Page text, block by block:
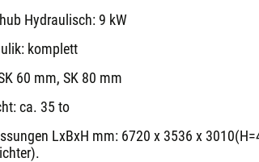
Hydraulisch: 9 kW
komplett
60 mm, SK 80 mm
ca. 35 to
LxBxH mm: 6720 x 3536 x